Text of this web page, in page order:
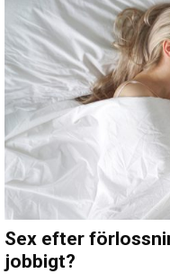
Sex efter
jobbigt?